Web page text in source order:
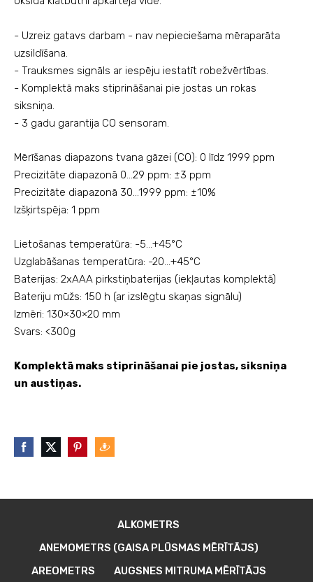
- Uzreiz gatavs darbam - nav nepieciešama mēraparāta
uzsildīšana.
- Trauksmes signāls ar iespēju iestatīt robežvērtības.
- Komplektā maks stiprināšanai pie jostas un rokas
siksniņa.
- 3 gadu garantija CO sensoram.
Mērīšanas diapazons tvana gāzei (CO): 0 līdz 1999 ppm
Precizitāte diapazonā 0...29 ppm: ±3 ppm
Precizitāte diapazonā 30...1999 ppm: ±10%
Izšķirtspēja: 1 ppm
Lietošanas temperatūra: -5...+45°C
Uzglabāšanas temperatūra: -20...+45°C
Baterijas: 2xAAA pirkstiņbaterijas (iekļautas komplektā)
Bateriju mūžs: 150 h (ar izslēgtu skaņas signālu)
Izmēri: 130×30×20 mm
Svars: <300g
Komplektā maks stiprināšanai pie jostas, siksniņa
un austiņas.
ALKOMETRS
ANEMOMETRS (GAISA PLŪSMAS MĒRĪTĀJS)
AREOMETRS
AUGSNES MITRUMA MĒRĪTĀJS